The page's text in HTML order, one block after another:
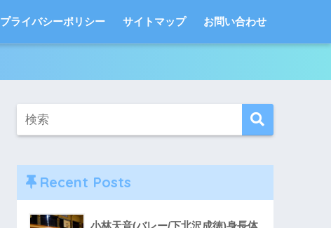
プライバシーポリシー サイトマップ お問い合わせ
Recent Posts